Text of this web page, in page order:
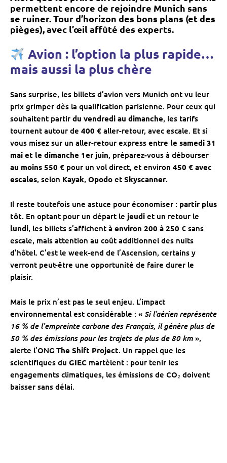
permettent encore de rejoindre Munich sans
se ruiner. Tour d’horizon des bons plans (et des
pièges), avec l’œil affûté des experts.
Avion : l’option la plus rapide…
mais aussi la plus chère
Sans surprise, les billets d’avion vers Munich ont vu leur
prix grimper dès la qualification parisienne. Pour ceux qui
souhaitent partir du vendredi au dimanche, les tarifs
tournent autour de 400 € aller-retour, avec escale. Et si
vous misez sur un aller-retour express entre le samedi 31
mai et le dimanche 1er juin, préparez-vous à débourser
au moins 550 € pour un vol direct, et environ 450 € avec
escales, selon Kayak, Opodo et Skyscanner.
Il reste toutefois une astuce pour économiser : partir plus
tôt. En optant pour un départ le jeudi et un retour le
lundi, les billets s’affichent à environ 200 à 250 € sans
escale, mais attention au coût additionnel des nuits
d’hôtel. C’est le week-end de l’Ascension, certains y
verront peut-être une opportunité de faire durer le
plaisir.
Mais le prix n’est pas le seul enjeu. L’impact
environnemental est considérable : « Si l’aérien représente
16 % de l’empreinte carbone des Français, il génère plus de
50 % des émissions pour les trajets de plus de 80 km »,
alerte l’ONG The Shift Project. Un rappel que les
scientifiques du GIEC martèlent : pour tenir les
engagements climatiques, les émissions de CO₂ doivent
baisser sans délai.